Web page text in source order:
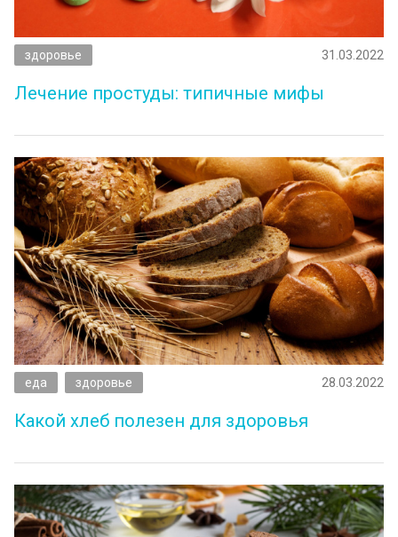
здоровье 31.03.2022
Лечение простуды: типичные мифы
еда здоровье 28.03.2022
Какой хлеб полезен для здоровья